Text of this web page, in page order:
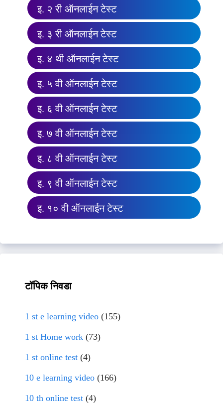
इ. २ री ऑनलाईन टेस्ट
इ. ३ री ऑनलाईन टेस्ट
इ. ४ थी ऑनलाईन टेस्ट
इ. ५ वी ऑनलाईन टेस्ट
इ. ६ वी ऑनलाईन टेस्ट
इ. ७ वी ऑनलाईन टेस्ट
इ. ८ वी ऑनलाईन टेस्ट
इ. ९ वी ऑनलाईन टेस्ट
इ. १० वी ऑनलाईन टेस्ट
टॉपिक निवडा
1 st e learning video (155)
1 st Home work (73)
1 st online test (4)
10 e learning video (166)
10 th online test (4)